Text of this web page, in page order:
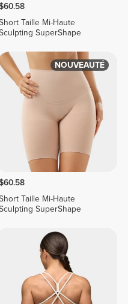
Taille Mi-Haute
SuperShape
NOUVEAUTÉ
Taille Mi-Haute
SuperShape